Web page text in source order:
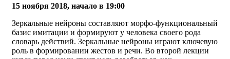
15 ноября 2018, начало в 19:00
Зеркальные нейроны составляют морфо-функциональный
базис имитации и формируют у человека своего рода
словарь действий. Зеркальные нейроны играют ключевую
роль в формировании жестов и речи. Во второй лекции